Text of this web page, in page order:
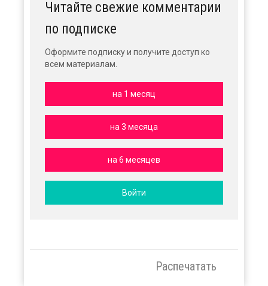
Читайте свежие комментарии
по подписке
Оформите подписку и получите доступ ко
всем материалам.
на 1 месяц
на 3 месяца
на 6 месяцев
Войти
Распечатать